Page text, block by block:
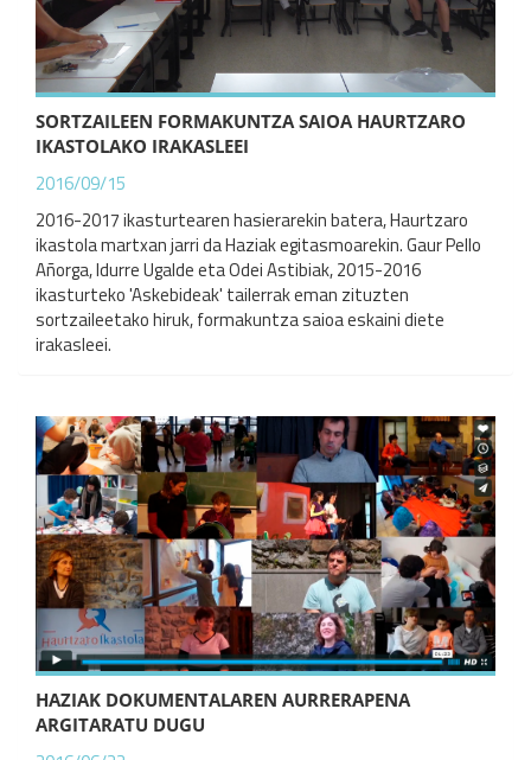
SORTZAILEEN FORMAKUNTZA SAIOA HAURTZARO
IKASTOLAKO IRAKASLEEI
2016/09/15
2016-2017 ikasturtearen hasierarekin batera, Haurtzaro
ikastola martxan jarri da Haziak egitasmoarekin. Gaur Pello
Añorga, Idurre Ugalde eta Odei Astibiak, 2015-2016
ikasturteko 'Askebideak' tailerrak eman zituzten
sortzaileetako hiruk, formakuntza saioa eskaini diete
irakasleei.
HAZIAK DOKUMENTALAREN AURRERAPENA
ARGITARATU DUGU